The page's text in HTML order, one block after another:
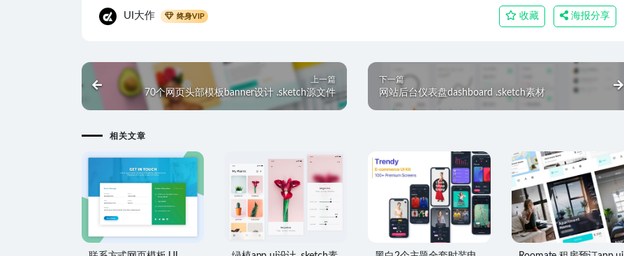
UI大作 终身VIP 收藏 海报分享
上一篇
70个网页头部模板banner设计 .sketch源文件
下一篇
网站后台仪表盘dashboard .sketch素材
相关文章